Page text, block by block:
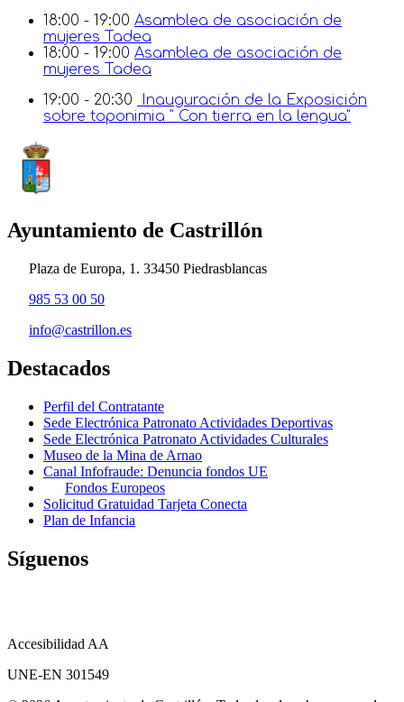
18:00 - 19:00 Asamblea de asociación de
mujeres Tadea
18:00 - 19:00 Asamblea de asociación de
mujeres Tadea
19:00 - 20:30
Inauguración de la Exposición
sobre toponimia " Con tierra en la lengua"
Ayuntamiento de Castrillón
Plaza de Europa, 1. 33450 Piedrasblancas
985 53 00 50
info@castrillon.es
Destacados
Perfil del Contratante
Sede Electrónica Patronato Actividades Deportivas
Sede Electrónica Patronato Actividades Culturales
Museo de la Mina de Arnao
Canal Infofraude: Denuncia fondos UE
Fondos Europeos
Solicitud Gratuidad Tarjeta Conecta
Plan de Infancia
Síguenos
Accesibilidad AA
UNE-EN 301549